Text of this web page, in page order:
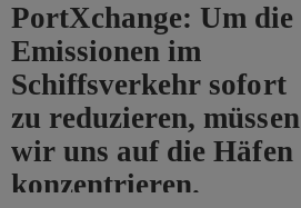
PortXchange: Um die
Emissionen im
Schiffsverkehr sofort
zu reduzieren, müssen
wir uns auf die Häfen
konzentrieren.